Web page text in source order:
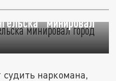
"минировал"
судить наркомана,